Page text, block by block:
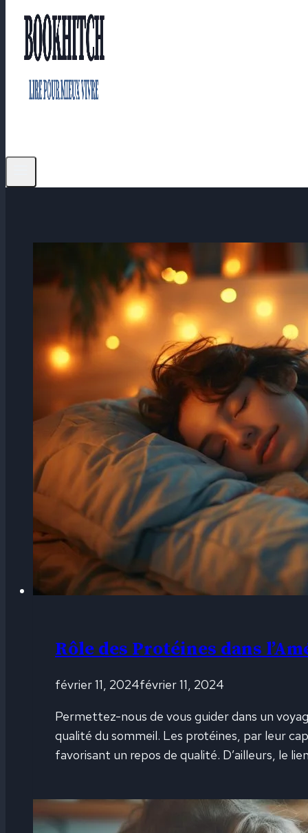
Rôle des Protéines dans
février 11, 2024février 11, 2024
Permettez-nous de vous guider dans un
qualité du sommeil. Les protéines, par leur
favorisant un repos de qualité. D’ailleurs, le